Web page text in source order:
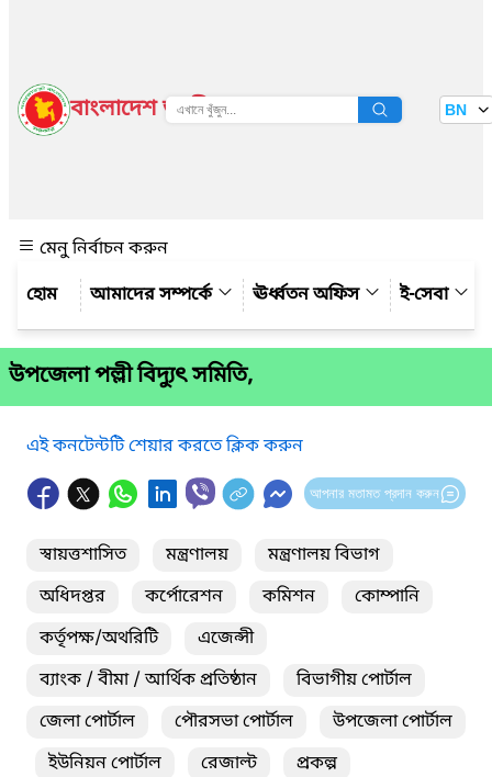
বাংলাদেশ জাতীয় তথ্য বাতায়ন BN
মেনু নির্বাচন করুন
আমাদের সম্পর্কে
ঊর্ধ্বতন অফিস ই-সেবা
উপজেলা পল্লী বিদ্যুৎ সমিতি,
এই কনটেন্টটি শেয়ার করতে ক্লিক করুন
আপনার মতামত প্রদান করুন
স্বায়ত্তশাসিত মন্ত্রণালয়
মন্ত্রণালয় বিভাগ
অধিদপ্তর
কর্পোরেশন কমিশন
কোম্পানি
কর্তৃপক্ষ/অথরিটি
এজেন্সী
ব্যাংক / বীমা / আর্থিক প্রতিষ্ঠান
বিভাগীয় পোর্টাল
জেলা পোর্টাল
পৌরসভা পোর্টাল
উপজেলা পোর্টাল
ইউনিয়ন পোর্টাল
রেজাল্ট
প্রকল্প